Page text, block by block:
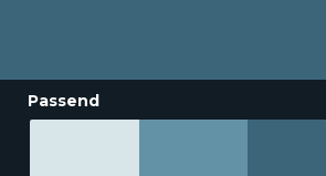
Passend